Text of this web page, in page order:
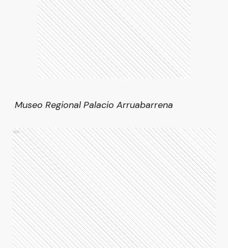
Museo Regional Palacio Arruabarrena
Ads